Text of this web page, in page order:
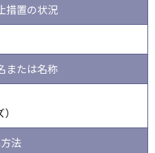
措置の状況
または名称
法